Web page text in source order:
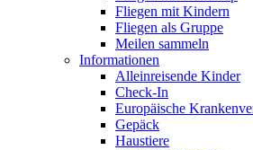
Fliegen mit Kindern
Fliegen als Gruppe
Meilen sammeln
Informationen
Alleinreisende Kinder
Check-In
Europäische
Gepäck
Haustiere